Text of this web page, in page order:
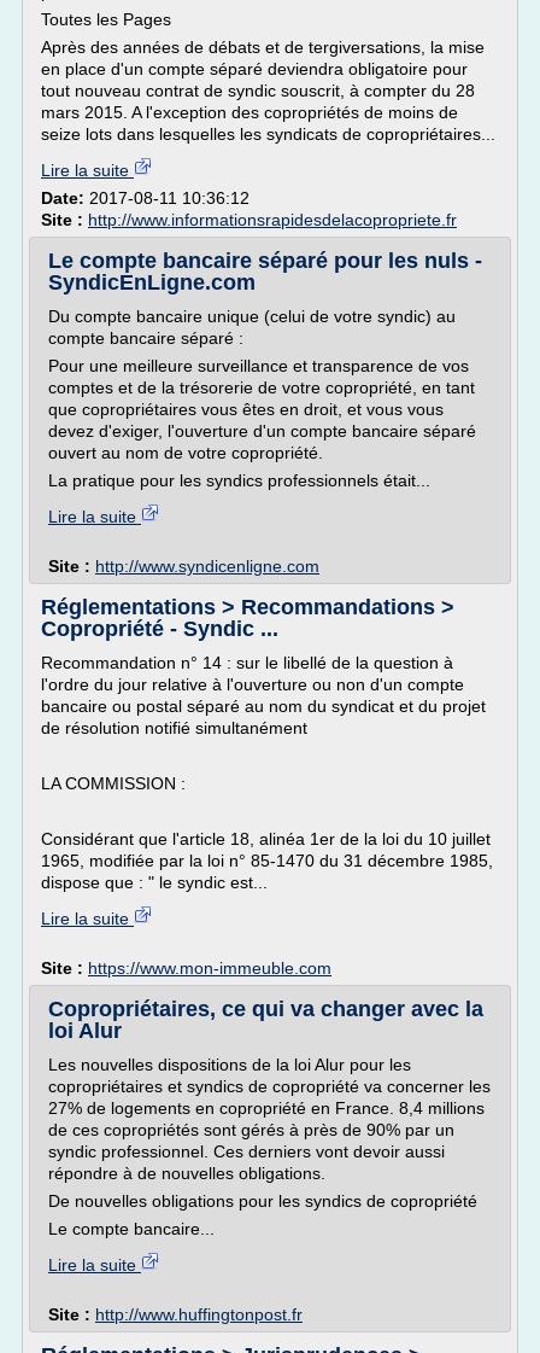
Toutes les Pages
Après des années de débats et de tergiversations, la mise
en place d'un compte séparé deviendra obligatoire pour
tout nouveau contrat de syndic souscrit, à compter du 28
mars 2015. A l'exception des copropriétés de moins de
seize lots dans lesquelles les syndicats de copropriétaires...
Lire la suite
Date: 2017-08-11 10:36:12
Site : http://www.informationsrapidesdelacopropriete.fr
Le compte bancaire séparé pour les nuls -
SyndicEnLigne.com
Du compte bancaire unique (celui de votre syndic) au
compte bancaire séparé :
Pour une meilleure surveillance et transparence de vos
comptes et de la trésorerie de votre copropriété, en tant
que copropriétaires vous êtes en droit, et vous vous
devez d'exiger, l'ouverture d'un compte bancaire séparé
ouvert au nom de votre copropriété.
La pratique pour les syndics professionnels était...
Lire la suite
Site : http://www.syndicenligne.com
Réglementations > Recommandations >
Copropriété - Syndic ...
Recommandation n° 14 : sur le libellé de la question à
l'ordre du jour relative à l'ouverture ou non d'un compte
bancaire ou postal séparé au nom du syndicat et du projet
de résolution notifié simultanément
LA COMMISSION :
Considérant que l'article 18, alinéa 1er de la loi du 10 juillet
1965, modifiée par la loi n° 85-1470 du 31 décembre 1985,
dispose que : " le syndic est...
Lire la suite
Site : https://www.mon-immeuble.com
Copropriétaires, ce qui va changer avec la
loi Alur
Les nouvelles dispositions de la loi Alur pour les
copropriétaires et syndics de copropriété va concerner les
27% de logements en copropriété en France. 8,4 millions
de ces copropriétés sont gérés à près de 90% par un
syndic professionnel. Ces derniers vont devoir aussi
répondre à de nouvelles obligations.
De nouvelles obligations pour les syndics de copropriété
Le compte bancaire...
Lire la suite
Site : http://www.huffingtonpost.fr